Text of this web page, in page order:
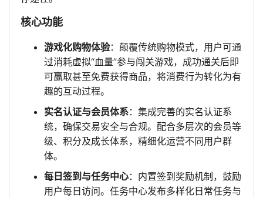
核心功能
游戏化购物体验：颠覆传统购物模式，用户可通
过消耗虚拟“血量”参与闯关游戏，成功通关后即
可赢取甚至免费获得商品，将消费行为转化为有
趣的互动过程。
实名认证与会员体系：集成完善的实名认证系
统，确保交易安全与合规。配合多层次的会员等
级、积分及成长体系，精细化运营不同用户群
体。
每日签到与任务中心：内置签到奖励机制，鼓励
用户每日访问。任务中心发布多样化日常任务与